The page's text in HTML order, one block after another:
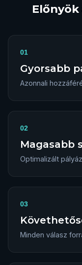
01
Gyorsabb
Azonnali
02
Magasabb
Optimalizált
03
Minden válasz